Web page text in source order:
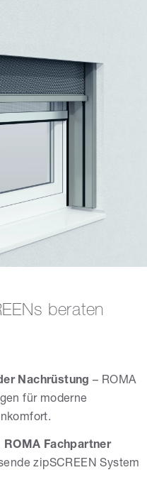
beraten
Nachrüstung – ROMA
für moderne
ROMA Fachpartner
zipSCREEN System